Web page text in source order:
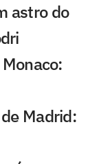
astro do
Madrid: